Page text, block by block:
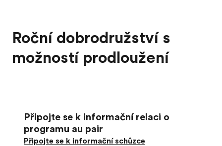
Roční dobrodružství s
možností prodloužení
Připojte se k informační relaci o
programu au pair
Připojte se k informační schůzce